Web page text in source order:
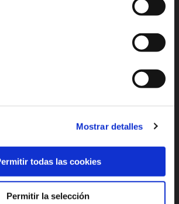
Mostrar detalles
todas las cookies
Permitir la selección